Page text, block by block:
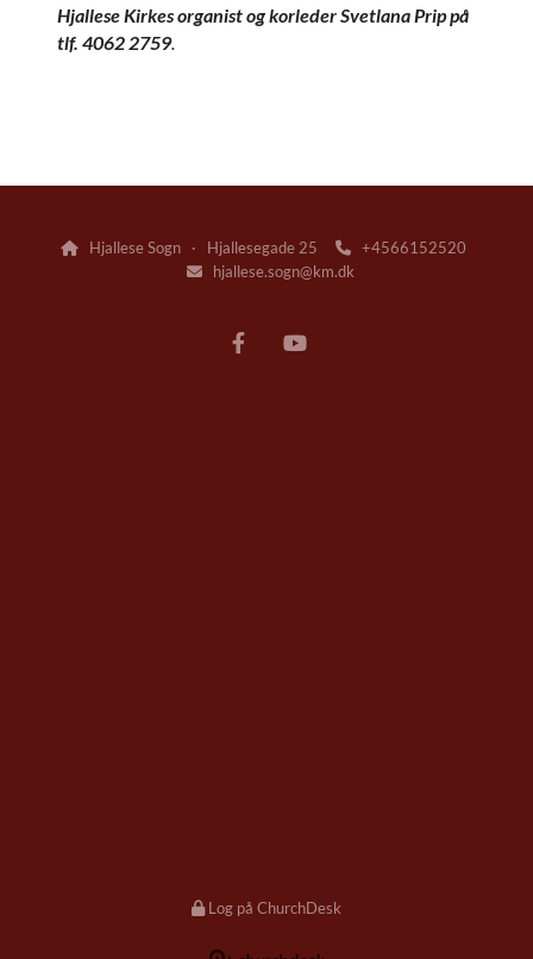
Hjallese Kirkes organist og korleder Svetlana Prip på
tlf. 4062 2759.
Hjallese Sogn · Hjallesegade 25 +4566152520
hjallese.sogn@km.dk
Log på ChurchDesk